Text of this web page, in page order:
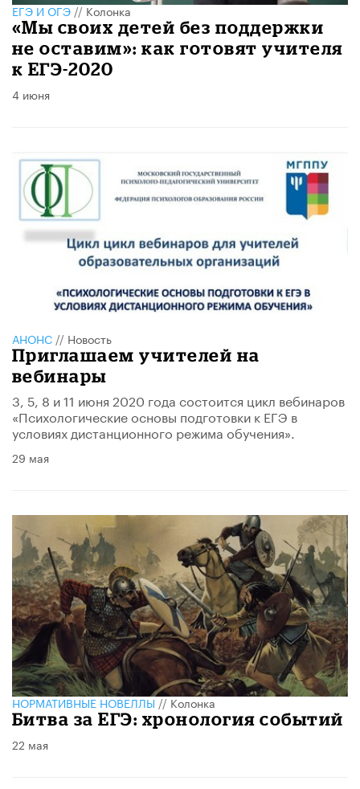
ЕГЭ И ОГЭ//Колонка
«Мы своих детей без поддержки
не оставим»: как готовят учителя
к ЕГЭ-2020
4 июня
АНОНС // Новость
Приглашаем учителей на
вебинары
3, 5, 8 и 11 июня 2020 года состоится цикл вебинаров
«Психологические основы подготовки к ЕГЭ в
условиях дистанционного режима обучения».
29 мая
НОРМАТИВНЫЕ НОВЕЛЛЫ//Колонка
Битва за ЕГЭ: хронология событий
22 мая